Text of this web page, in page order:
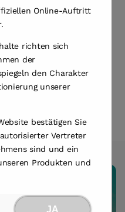
Abschluss.
das Paradies,
ein in die Geschichte
ist ExoticWhip®.
ansehen
Online-Auftritt
richten sich
der
den Charakter
unserer
bestätigen Sie
Vertreter
sind und ein
Produkten und
JA